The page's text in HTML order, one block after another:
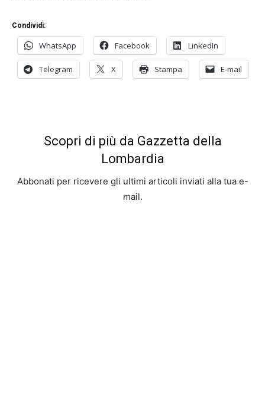
Condividi:
WhatsApp Facebook LinkedIn
Telegram X Stampa E-mail
Scopri di più da Gazzetta della
Lombardia
Abbonati per ricevere gli ultimi articoli inviati alla tua e-
mail.